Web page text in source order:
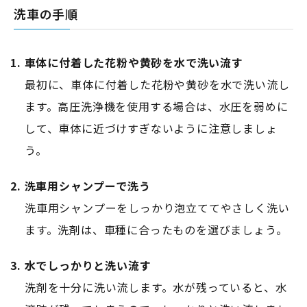
洗車の手順
1. 車体に付着した花粉や黄砂を水で洗い流す
最初に、車体に付着した花粉や黄砂を水で洗い流し
ます。高圧洗浄機を使用する場合は、水圧を弱めに
して、車体に近づけすぎないように注意しましょ
う。
2. 洗車用シャンプーで洗う
洗車用シャンプーをしっかり泡立ててやさしく洗い
ます。洗剤は、車種に合ったものを選びましょう。
3. 水でしっかりと洗い流す
洗剤を十分に洗い流します。水が残っていると、水